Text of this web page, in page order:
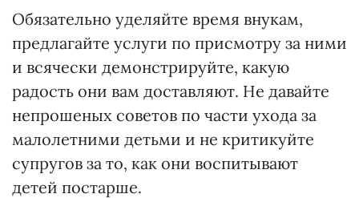
Обязательно уделяйте время внукам,
предлагайте услуги по присмотру за ними
и всячески демонстрируйте, какую
радость они вам доставляют. Не давайте
непрошеных советов по части ухода за
малолетними детьми и не критикуйте
супругов за то, как они воспитывают
детей постарше.